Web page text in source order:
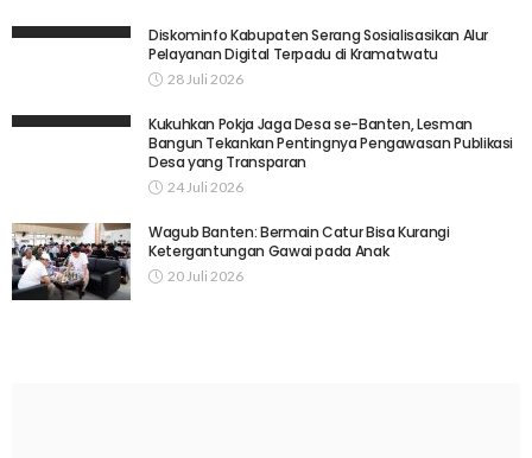
Diskominfo Kabupaten Serang Sosialisasikan Alur
Pelayanan Digital Terpadu di Kramatwatu
28 Juli 2026
Kukuhkan Pokja Jaga Desa se-Banten, Lesman
Bangun Tekankan Pentingnya Pengawasan Publikasi
Desa yang Transparan
24 Juli 2026
Wagub Banten: Bermain Catur Bisa Kurangi
Ketergantungan Gawai pada Anak
20 Juli 2026